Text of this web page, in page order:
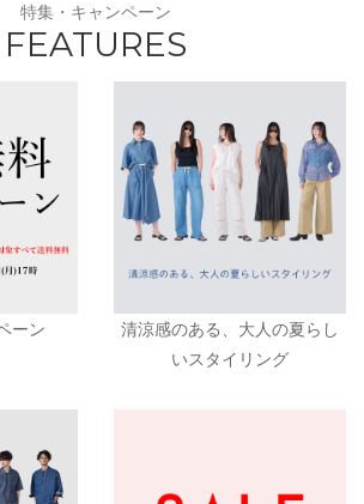
特集・キャンペーン
FEATURES
ーン
清涼感のある、大人の夏らし
いスタイリング